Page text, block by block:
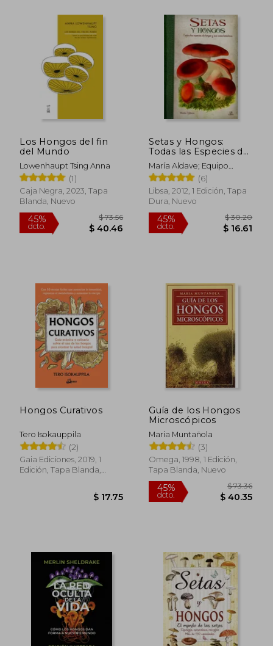
Los Hongos del fin
del Mundo
Lowenhaupt Tsing Anna
(1)
Caja Negra, 2023, Tapa
Blanda, Nuevo
45%
dcto. $ 40.46
Setas y Hongos:
Todas las Especies de
Hongos y sus
Características
María Aldave; Equipo
Editorial
(6)
Libsa, 2012, 1 Edición, Tapa
Dura, Nuevo
45%
dcto.
Hongos Curativos
Tero Isokauppila
(2)
Gaia Ediciones, 2019, 1
Edición, Tapa Blanda,
Guía de los Hongos
Microscópicos
Maria Muntañola
(3)
Omega, 1998, 1 Edición,
Tapa Blanda, Nuevo
45%
dcto.